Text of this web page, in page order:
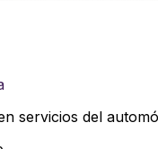
servicios del